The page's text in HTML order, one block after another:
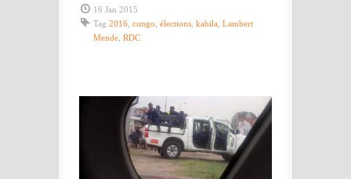
16 Jan 2015
Tag 2016 congo élections kabila Lambert
Mende RDC